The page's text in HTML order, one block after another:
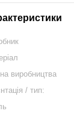
виробництва
/ тип: